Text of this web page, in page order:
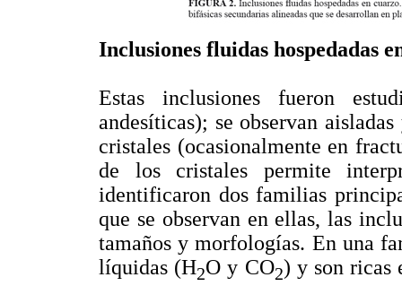
Inclusiones fluidas hospedadas
Estas inclusiones fueron
andesíticas); se observan
cristales (ocasionalmente en
de los cristales permite
identificaron dos familias
que se observan en ellas, las
tamaños y morfologías. En una
líquidas (H2O y CO2) y son ricas